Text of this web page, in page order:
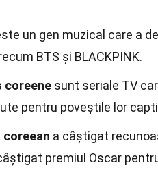
un gen muzical care a
BTS și BLACKPINK.
coreene sunt seriale TV
pentru poveștile lor
coreean a câștigat
premiul Oscar